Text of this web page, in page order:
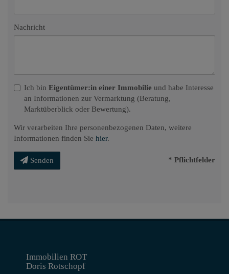
Nachricht
Ich bin Eigentümer:in einer Immobilie und habe Interesse
an Informationen zur Vermarktung (Beratung,
Marktüberblick oder Bewertung).
Wir verarbeiten Ihre personenbezogenen Daten, weitere
Informationen finden Sie hier.
Senden * Pflichtfelder
Immobilien ROT
Doris Rotschopf